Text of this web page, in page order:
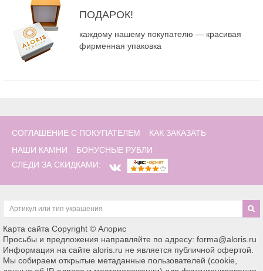
ПОДАРОК!
каждому нашему покупателю — красивая
фирменная упаковка
СОГЛАШЕНИЕ С ПОКУПАТЕЛЕМ
КАК ЗАКАЗАТЬ
НАШИ КАМНИ
БОНУСНЫЕ РУБЛИ
СЛЕДИ ЗА СКИДКАМИ:
Карта сайта Copyright © Алорис
Просьбы и предложения направляйте по адресу: forma@aloris.ru
Информация на сайте aloris.ru не является публичной офертой.
Мы собираем открытые метаданные пользователей (cookie,